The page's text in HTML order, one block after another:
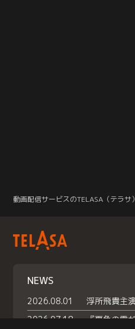
動画配信サービスのTELASA（テラサ）
NEWS
2026.08.01
2026.07.18